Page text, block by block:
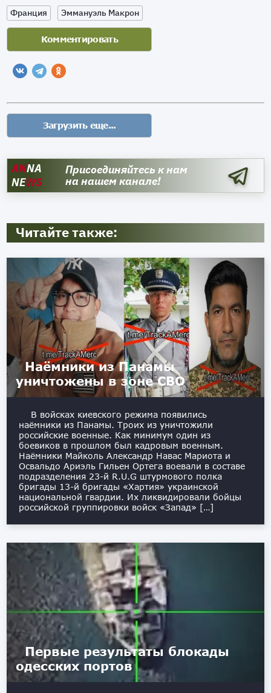
Франция
Эммануэль Макрон
ANNA
NEWS
Присоединяйтесь к нам
на нашем канале!
Читайте также:
Наёмники из Панамы
уничтожены в зоне СВО
В войсках киевского режима появились
наёмники из Панамы. Троих из уничтожили
российские военные. Как минимум один из
боевиков в прошлом был кадровым военным.
Наёмники Майколь Александр Навас Мариота и
Освальдо Ариэль Гильен Ортега воевали в составе
подразделения 23-й R.U.G штурмового полка
бригады 13-й бригады «Хартия» украинской
национальной гвардии. Их ликвидировали бойцы
российской группировки войск «Запад» […]
Первые результаты блокады
одесских портов